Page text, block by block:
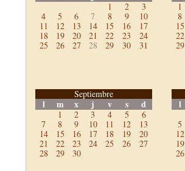
1 2
3
4
5 6 7 8 9
10
11
12 13 14 15 16
17
18
19 20 21 22 23
24
25
26 27 28 29 30 31
1
8
15
22
29
Septiembre
l m x j v s d
1 2 3 4 5
6
7
8 9 10 11 12
13
14
15 16 17 18 19
20
21
22 23 24 25 26
27
28
29 30
l
5
12
19
26